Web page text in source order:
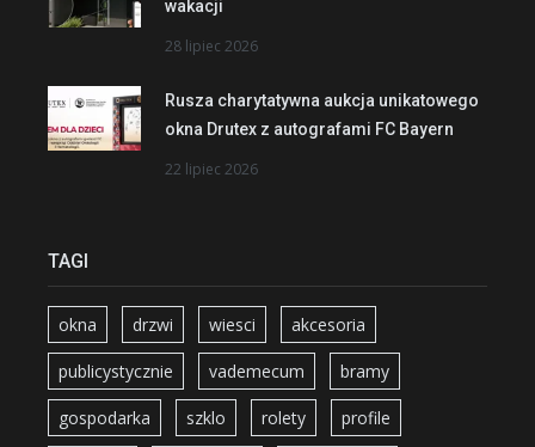
wakacji
28 lipiec 2026
Rusza charytatywna aukcja unikatowego
okna Drutex z autografami FC Bayern
22 lipiec 2026
TAGI
okna drzwi wiesci akcesoria
publicystycznie vademecum bramy
gospodarka szklo rolety profile